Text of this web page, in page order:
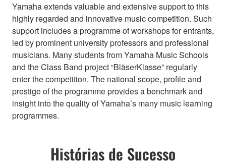
Yamaha extends valuable and extensive support to this
highly regarded and innovative music competition. Such
support includes a programme of workshops for entrants,
led by prominent university professors and professional
musicians. Many students from Yamaha Music Schools
and the Class Band project “BläserKlasse” regularly
enter the competition. The national scope, profile and
prestige of the programme provides a benchmark and
insight into the quality of Yamaha’s many music learning
programmes.
Histórias de Sucesso